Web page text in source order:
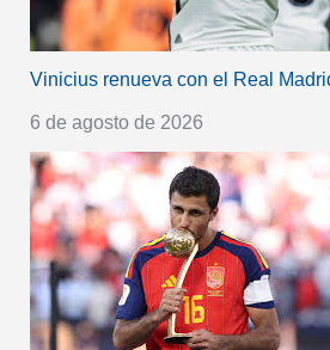
Vinicius renueva con el Real
6 de agosto de 2026